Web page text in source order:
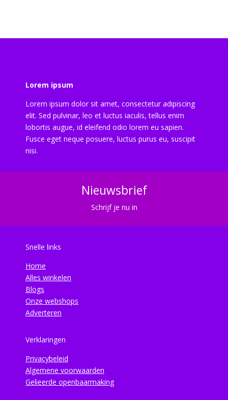
Lorem ipsum
Lorem ipsum dolor sit amet, consectetur adipiscing
elit. Sed pulvinar, leo et luctus iaculis, tellus enim
lobortis augue, id eleifend odio lorem eu sapien.
Fusce eget neque posuere, luctus purus eu, suscipit
nisi.
Nieuwsbrief
Schrijf je nu in
Snelle links
Home
Alles winkelen
Blogs
Onze webshops
Adverteren
Verklaringen
Privacybeleid
Algemene voorwaarden
Gelieerde openbaarmaking